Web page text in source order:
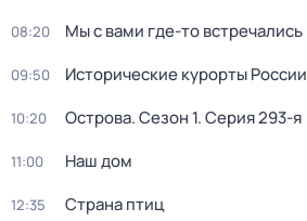
08:20 Мы с вами где-то встречались
09:50 Исторические курорты России
10:20 Острова. Сезон 1. Серия 293-я
11:00 Наш дом
12:35 Страна птиц